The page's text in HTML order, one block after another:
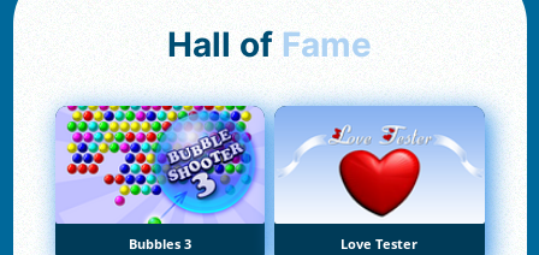
Hall of Fame
Bubbles 3 Love Tester